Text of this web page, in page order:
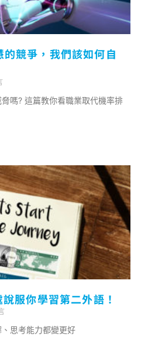
競爭，我們該如何自
嗎? 這篇教你看職業取代機率排
服你學習第二外語！
思考能力都變更好